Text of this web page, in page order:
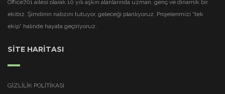
Office701 ailesi olarak 10 yılı aşkın alanlarında uzman, genç ve dinamik bir
ekibiz. Şimdinin nabzını tutuyor, geleceği planlıyoruz. Projelerimizi “tek
ekip” halinde hayata geçiriyoruz.
SİTE HARİTASI
GIZLILIK POLITIKASI